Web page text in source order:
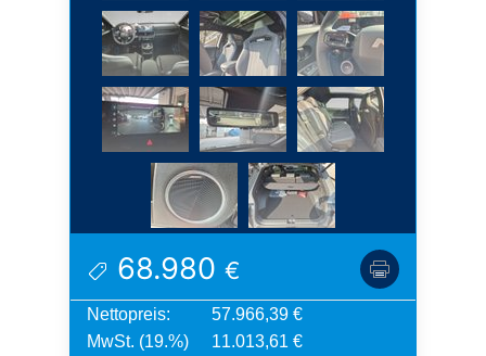
68.980 €
Nettopreis:
57.966,39 €
MwSt. (19.%)
11.013,61 €